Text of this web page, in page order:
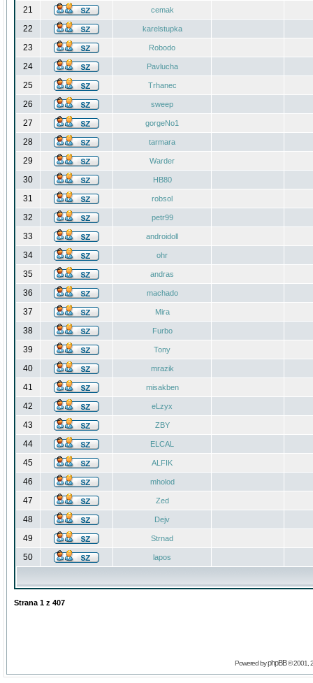
21 cemak
22 karelstupka
23 Robodo
24 Pavlucha
25 Trhanec
26 sweep
27 gorgeNo1
28 tarmara
29 Warder
30 HB80
31 robsol
32 petr99
33 androidoll
34 ohr
35 andras
36 machado
37 Mira
38 Furbo
39 Tony
40 mrazik
41 misakben
42 eLzyx
43 ZBY
44 ELCAL
45 ALFIK
46 mholod
47 Zed
48 Dejv
49 Strnad
50 lapos
Strana 1 z 407
Powered byphpBB© 2001,